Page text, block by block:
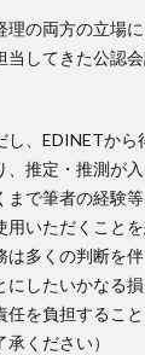
理の両方の立場
当してきた公認
し、EDINETか
、推定・推測が
まで筆者の経験
用いただくこと
は多くの判断を
にしたいかなる
任を負担するこ
ください）